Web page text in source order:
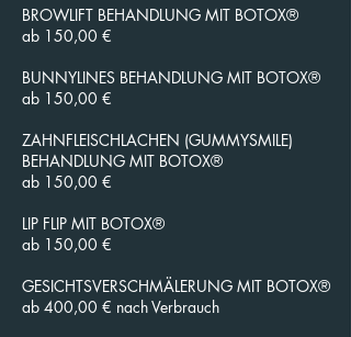
BROWLIFT BEHANDLUNG MIT BOTOX®
ab 150,00 €
BUNNYLINES BEHANDLUNG MIT BOTOX®
ab 150,00 €
ZAHNFLEISCHLACHEN (GUMMYSMILE)
BEHANDLUNG MIT BOTOX®
ab 150,00 €
LIP FLIP MIT BOTOX®
ab 150,00 €
GESICHTSVERSCHMÄLERUNG MIT BOTOX®
ab 400,00 € nach Verbrauch